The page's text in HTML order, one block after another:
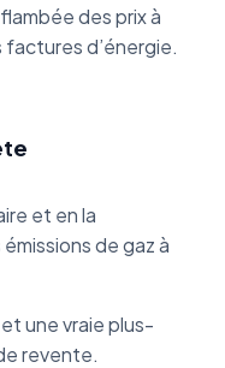
des prix à
d’énergie.
et en la
de gaz à
une vraie plus-
revente.